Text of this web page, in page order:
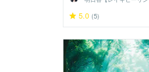
5.0 (5)